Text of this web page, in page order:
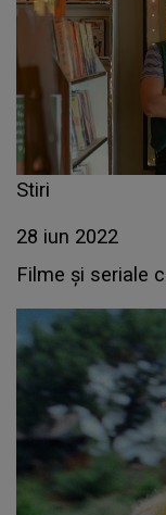
Stiri
28 iun 2022
Filme şi seriale